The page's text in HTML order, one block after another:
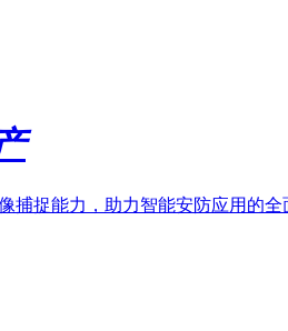
捕捉能力，助力智能安防应用的全